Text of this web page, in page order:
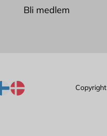
Bli medlem
Copyright